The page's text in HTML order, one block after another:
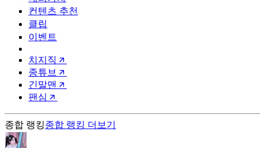
컨텐츠 추천
클립
이벤트
치지직
종튜브
긴말맨
팬심
종합 랭킹종합 랭킹 더보기